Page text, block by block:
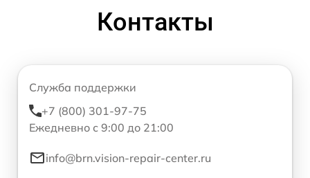
Контакты
Служба поддержки
+7 (800) 301-97-75
Ежедневно с 9:00 до 21:00
info@brn.vision-repair-center.ru